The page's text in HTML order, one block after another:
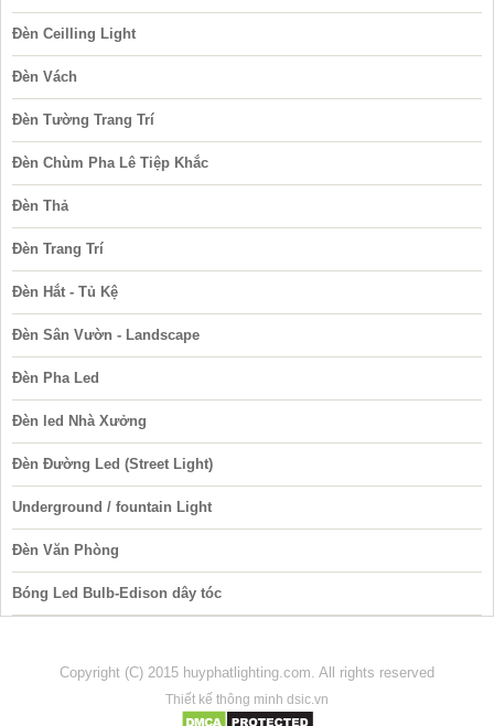
Đèn Ceilling Light
Đèn Vách
Đèn Tường Trang Trí
Đèn Chùm Pha Lê Tiệp Khắc
Đèn Thả
Đèn Trang Trí
Đèn Hắt - Tủ Kệ
Đèn Sân Vườn - Landscape
Đèn Pha Led
Đèn led Nhà Xưởng
Đèn Đường Led (Street Light)
Underground / fountain Light
Đèn Văn Phòng
Bóng Led Bulb-Edison dây tóc
Copyright (C) 2015 huyphatlighting.com. All rights reserved
Thiết kế thông minh dsic.vn